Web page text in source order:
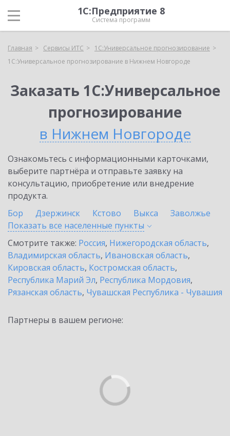
1С:Предприятие 8
Система программ
Главная Сервисы ИТС
1С:Универсальное прогнозирование
1С:Универсальное прогнозирование в Нижнем Новгороде
Заказать 1С:Универсальное
прогнозирование
в Нижнем Новгороде
Ознакомьтесь с информационными карточками,
выберите партнёра и отправьте заявку на
консультацию, приобретение или внедрение
продукта.
Бор
Дзержинск Кстово Выкса
Заволжье
Показать все населенные пункты
Смотрите также: Россия, Нижегородская область,
Владимирская область, Ивановская область,
Кировская область, Костромская область,
Республика Марий Эл, Республика Мордовия,
Рязанская область, Чувашская Республика - Чувашия
Партнеры в вашем регионе: